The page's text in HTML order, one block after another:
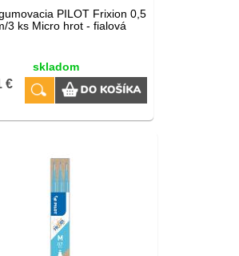
PILOT Frixion 0,5
3 ks Micro hrot - fialová
skladom
€